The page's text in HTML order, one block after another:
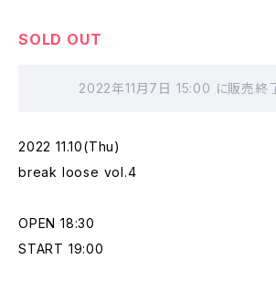
SOLD OUT
2022年11月7日 15:00 に販売終
2022 11.10(Thu)
break loose vol.4
OPEN 18:30
START 19:00